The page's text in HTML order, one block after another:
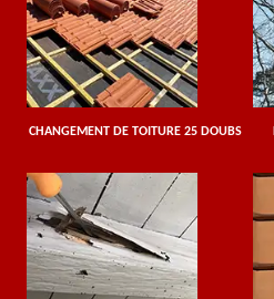
CHANGEMENT DE TOITURE 25 DOUBS